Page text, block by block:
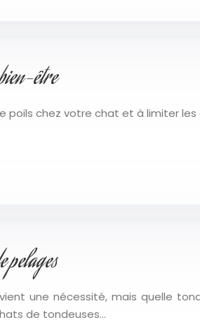
être
chez votre chat et à limiter les
pelages
une nécessité, mais quelle
de tondeuses…